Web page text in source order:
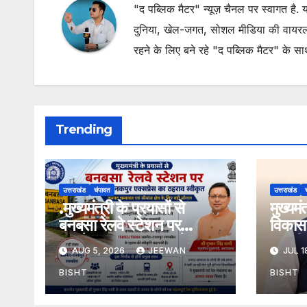
"द पब्लिक मैटर" न्यूज़ चैनल पर स्वागत है.
दुनिया, खेल-जगत, सोशल मीडिया की
रहने के लिए बने रहे "द पब्लिक मैटर" के
Trending
उत्तराखंड चंपावत
.मुख्यमंत्री के प्रयासों से
बनबसा रेलवे स्टेशन पर
अछनेरा-टनकपुर एक्सप्रेस का
ठहराव हुआ स्वीकृत
AUG 5, 2026 JEEWAN
BISHT
उत्तराखंड
मार्ग
JUL
BISHT